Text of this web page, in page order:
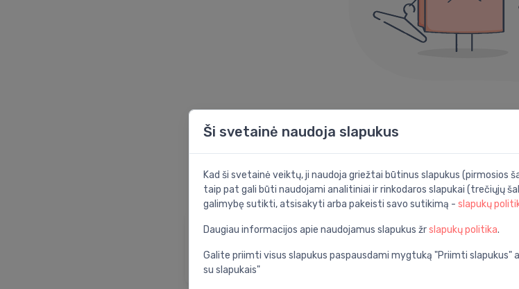
Atrodo, kad negalime rasti
Vietoj to čia yra keletas
Pradinis puslapis Ieškoti
išplėstinę paiešką
Ši svetainė naudoja slapukus
Kad ši svetainė veiktų, ji naudoja griežtai būtinus slapukus (pirmosios
taip pat gali būti naudojami analitiniai ir rinkodaros slapukai (trečiųjų
galimybę sutikti, atsisakyti arba pakeisti savo sutikimą - slapukų
Daugiau informacijos apie naudojamus slapukus žrslapukų politika.
Galite priimti visus slapukus paspausdami mygtuką "Priimti
su slapukais"